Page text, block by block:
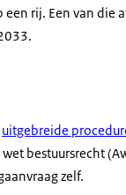
rij. Een van die
uitgebreide
bestuursrecht
zelf.